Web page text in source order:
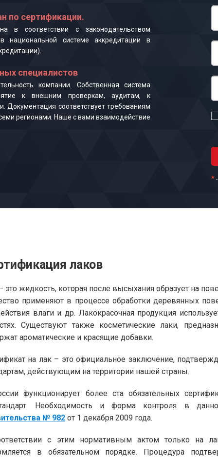
по сертификации.
в соответствии с законодательством
национальной системе аккредитации в
специалистов
компании. Собственная система
к внешним проверкам, аудитам, к
Документация соответствует требованиям
регионами. Наше с вами взаимодействие
*
лаков
это жидкость, которая после высыхания образует на
применяют в процессе обработки деревянных
влаги и др. Лакокрасочная продукция
Существуют также косметические лаки,
ароматические и красящие добавки.
на лак – это официальное заключение,
действующим на территории нашей страны.
функционирует более ста обязательных
Необходимость и форма контроля в
№ 982 от 1 декабря 2009 года.
с этим нормативным актом только на
в обязательном порядке. Процедура